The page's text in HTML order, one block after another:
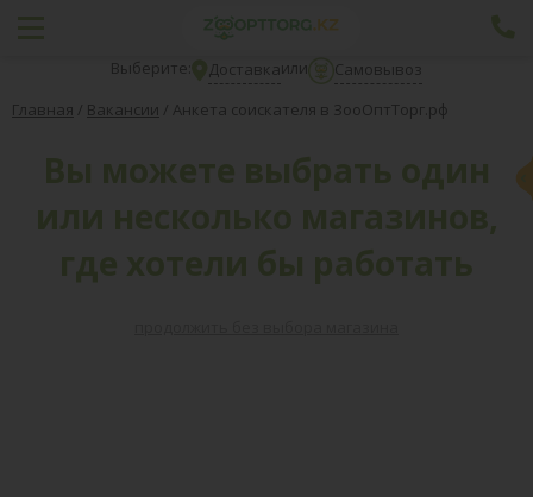
Выберите: Доставкаили
Самовывоз
Главная / Вакансии / Анкета соискателя в ЗооОптТорг.рф
Вы можете выбрать один
или несколько магазинов,
где хотели бы работать